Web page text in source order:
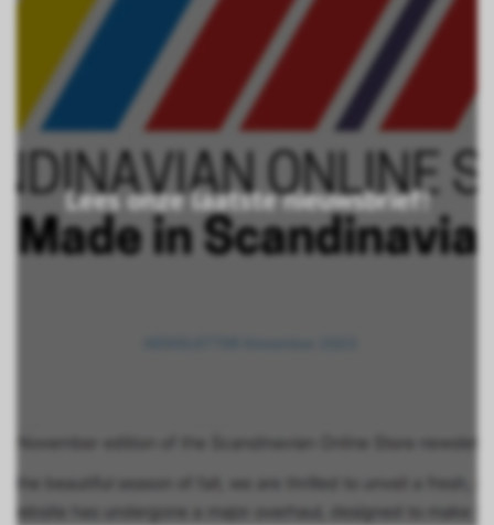
Lees onze laatste nieuwsbrief!